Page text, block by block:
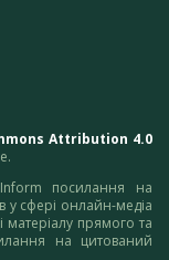
Attribution 4.0
посилання на
у сфері онлайн-медіа
прямого та
на цитований